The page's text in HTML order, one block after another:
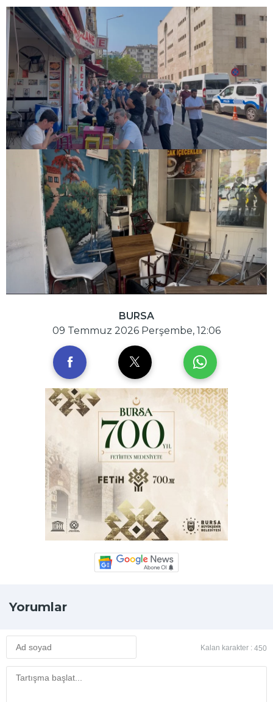
BURSA
09 Temmuz 2026 Perşembe, 12:06
Yorumlar
Kalan karakter : 450